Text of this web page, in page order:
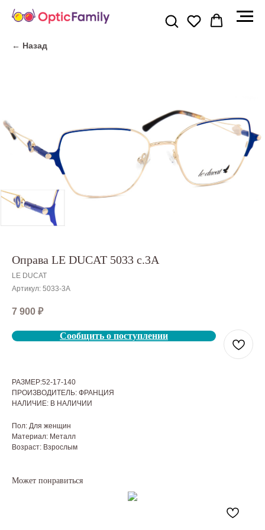
← Назад
Оправа LE DUCAT 5033 c.3A
LE DUCAT
Артикул: 5033-3А
7 900 ₽
Сообщить о поступлении
РАЗМЕР:52-17-140
ПРОИЗВОДИТЕЛЬ: ФРАНЦИЯ
НАЛИЧИЕ: В НАЛИЧИИ
Пол: Для женщин
Материал: Металл
Возраст: Взрослым
Может понравиться